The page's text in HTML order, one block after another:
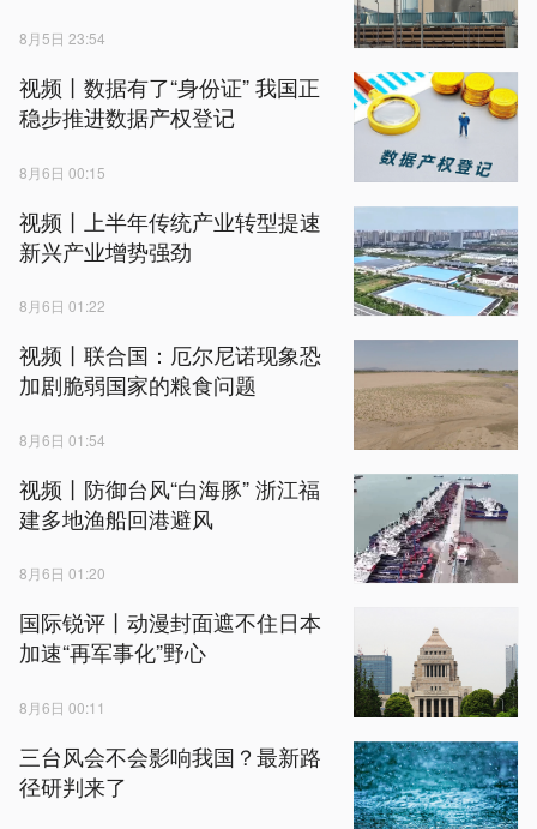
8月5日 23:54
视频丨数据有了“身份证” 我国正
稳步推进数据产权登记
8月6日 00:15
视频丨上半年传统产业转型提速
新兴产业增势强劲
8月6日 01:22
视频丨联合国：厄尔尼诺现象恐
加剧脆弱国家的粮食问题
8月6日 01:54
视频丨防御台风“白海豚” 浙江福
建多地渔船回港避风
8月6日 01:20
国际锐评丨动漫封面遮不住日本
加速“再军事化”野心
8月6日 00:11
三台风会不会影响我国？最新路
径研判来了